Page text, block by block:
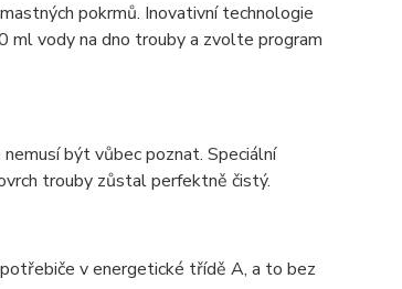
pokrmů. Inovativní technologie
ml vody na dno trouby a zvolte program
být vůbec poznat. Speciální
trouby zůstal perfektně čistý.
v energetické třídě A, a to bez